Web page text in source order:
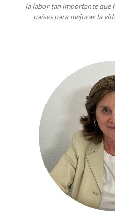
la labor tan importante que
países para mejorar la